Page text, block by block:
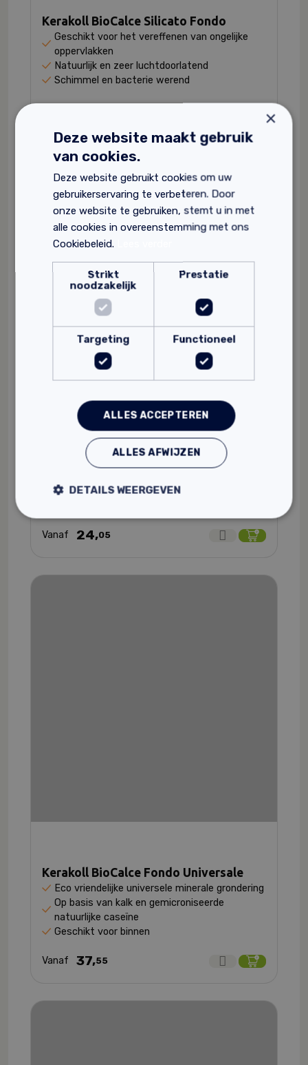
Kerakoll BioCalce Silicato Fondo
Geschikt voor het vereffenen van ongelijke
oppervlakken
Natuurlijk en zeer luchtdoorlatend
Schimmel en bacterie werend
Kerakoll Rasobuild Eco Consolidante
voorstrijk
Op waterbasis en oplosmiddelvrij
Vanaf 24,05
Kerakoll BioCalce Fondo Universale
Eco vriendelijke universele minerale grondering
Op basis van kalk en gemicroniseerde
natuurlijke caseïne
Geschikt voor binnen
Vanaf 37,55
×
Deze website maakt gebruik
van cookies.
Deze website gebruikt cookies om uw
gebruikerservaring te verbeteren. Door
onze website te gebruiken, stemt u in met
alle cookies in overeenstemming met ons
Cookiebeleid.
Strikt
noodzakelijk
Prestatie
Targeting Functioneel
ALLES ACCEPTEREN
ALLES AFWIJZEN
DETAILS WEERGEVEN